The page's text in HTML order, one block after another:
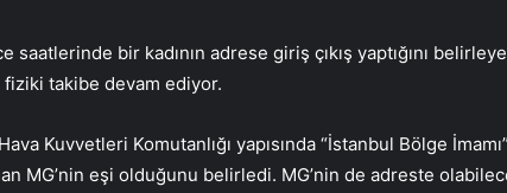
saatlerinde bir kadının adrese giriş çıkış yaptığını
takibe devam ediyor.
Kuvvetleri Komutanlığı yapısında “İstanbul Bölge
MG’nin eşi olduğunu belirledi. MG’nin de adreste